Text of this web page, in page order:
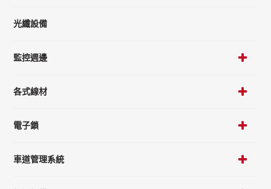
光纖設備
監控週邊
各式線材
電子鎖
車道管理系統